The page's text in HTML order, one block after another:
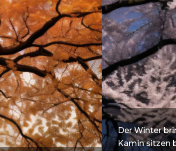
Der Winter
Kamin sitzen